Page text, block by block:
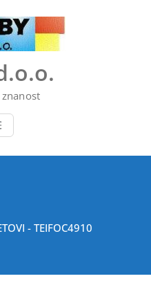
- TEIFOC4910